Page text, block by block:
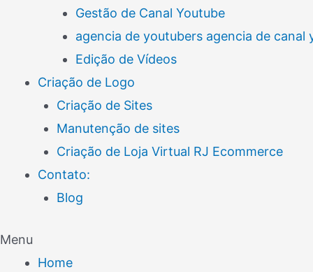
Gestão de Canal Youtube
agencia de youtubers agencia de canal
Edição de Vídeos
Criação de Logo
Criação de Sites
Manutenção de sites
Criação de Loja Virtual RJ Ecommerce
Contato:
Blog
Menu
Home